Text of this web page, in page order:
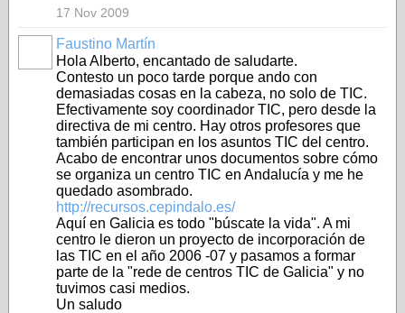
17 Nov 2009
Faustino Martín
Hola Alberto, encantado de saludarte.
Contesto un poco tarde porque ando con
demasiadas cosas en la cabeza, no solo de TIC.
Efectivamente soy coordinador TIC, pero desde la
directiva de mi centro. Hay otros profesores que
también participan en los asuntos TIC del centro.
Acabo de encontrar unos documentos sobre cómo
se organiza un centro TIC en Andalucía y me he
quedado asombrado.
http://recursos.cepindalo.es/
Aquí en Galicia es todo "búscate la vida". A mi
centro le dieron un proyecto de incorporación de
las TIC en el año 2006 -07 y pasamos a formar
parte de la "rede de centros TIC de Galicia" y no
tuvimos casi medios.
Un saludo